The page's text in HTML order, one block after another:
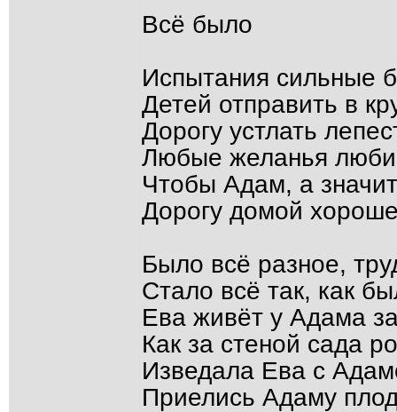
Всё было
Испытания сильные
Детей отправить в
Дорогу устлать
Любые желанья
Чтобы Адам, а
Дорогу домой
Было всё разное,
Стало всё так, как
Ева живёт у Адама
Как за стеной сада
Изведала Ева с
Приелись Адаму